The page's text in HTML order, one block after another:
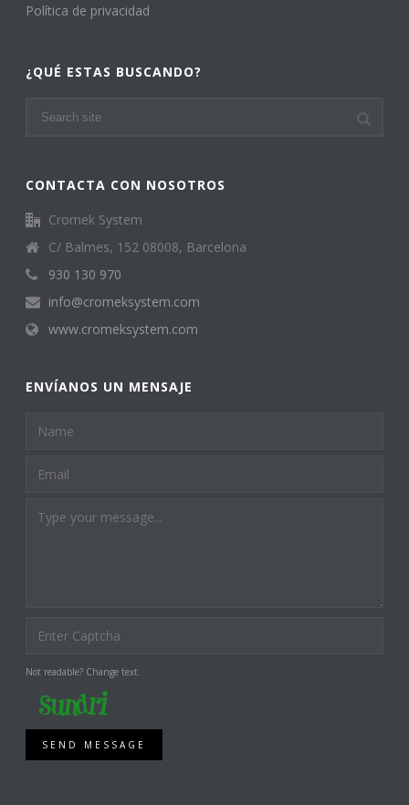
Política de privacidad
¿QUÉ ESTAS BUSCANDO?
CONTACTA CON NOSOTROS
Cromek System
C/ Balmes, 152 08008, Barcelona
930 130 970
info@cromeksystem.com
www.cromeksystem.com
ENVÍANOS UN MENSAJE
Not readable? Change text.
SEND MESSAGE